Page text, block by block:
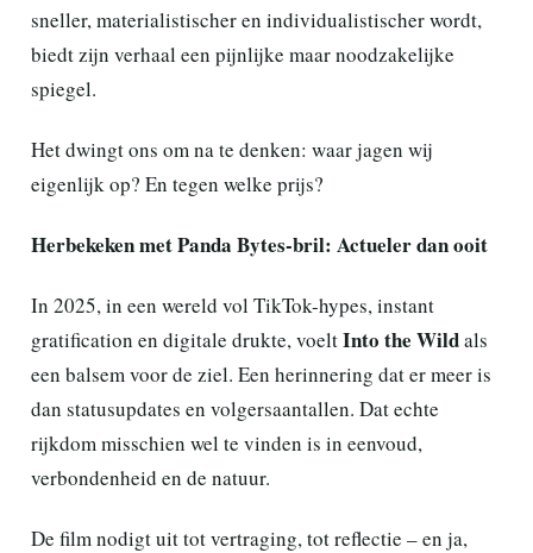
sneller, materialistischer en individualistischer wordt,
biedt zijn verhaal een pijnlijke maar noodzakelijke
spiegel.
Het dwingt ons om na te denken: waar jagen wij
eigenlijk op? En tegen welke prijs?
Herbekeken met Panda Bytes-bril: Actueler dan ooit
In 2025, in een wereld vol TikTok-hypes, instant
gratification en digitale drukte, voeltInto the Wildals
een balsem voor de ziel. Een herinnering dat er meer is
dan statusupdates en volgersaantallen. Dat echte
rijkdom misschien wel te vinden is in eenvoud,
verbondenheid en de natuur.
De film nodigt uit tot vertraging, tot reflectie – en ja,